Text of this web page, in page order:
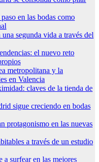
en las bodas como
segunda vida a través del
el nuevo reto
metropolitana y la
en Valencia
claves de la tienda de
sigue creciendo en bodas
protagonismo en las nuevas
a través de un estudio
a surfear en las mejores